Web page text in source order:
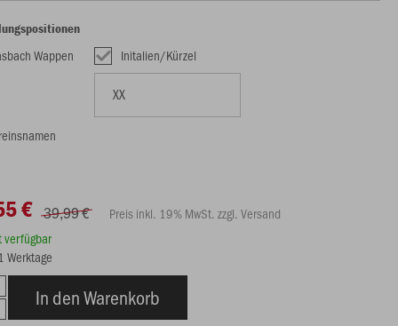
Wappen Initalien/Kürzel
€ 39,99 €
Preis inkl. 19% MwSt. zzgl. Versand
verfügbar
Werktage
In den Warenkorb